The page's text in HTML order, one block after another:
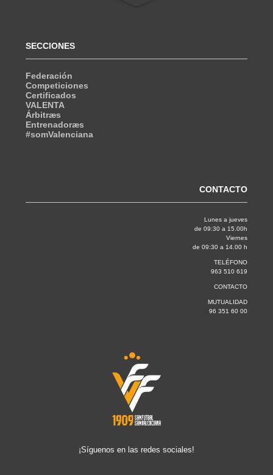
SECCIONES
Federación
Competiciones
Certificados
VALENTA
Árbitræs
Entrenadoræs
#somValenciana
CONTACTO
Lunes a jueves
de 09:30 a 15.00h
Viernes
de 09:30 a 14.00 h
TELÉFONO
963 510 619
CONTACTO
MUTUALIDAD
96 351 60 00
¡Síguenos en las redes sociales!